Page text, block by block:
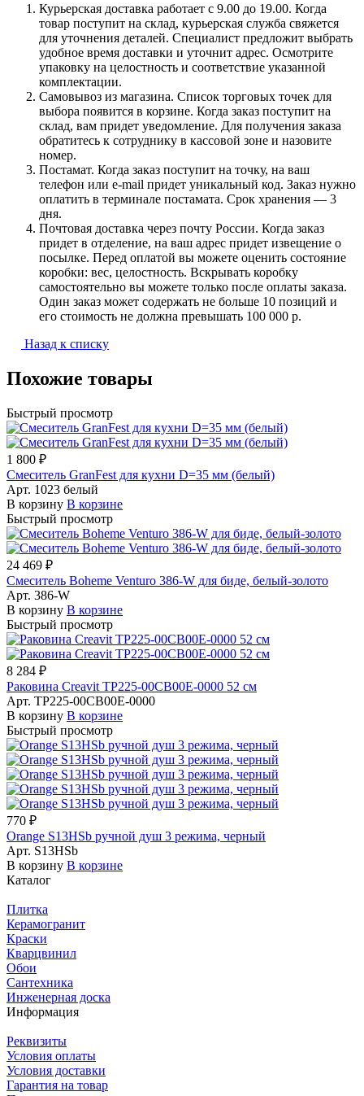
Курьерская доставка работает с 9.00 до 19.00. Когда
товар поступит на склад, курьерская служба свяжется
для уточнения деталей. Специалист предложит выбрать
удобное время доставки и уточнит адрес. Осмотрите
упаковку на целостность и соответствие указанной
комплектации.
Самовывоз из магазина. Список торговых точек для
выбора появится в корзине. Когда заказ поступит на
склад, вам придет уведомление. Для получения заказа
обратитесь к сотруднику в кассовой зоне и назовите
номер.
Постамат. Когда заказ поступит на точку, на ваш
телефон или e-mail придет уникальный код. Заказ нужно
оплатить в терминале постамата. Срок хранения — 3
дня.
Почтовая доставка через почту России. Когда заказ
придет в отделение, на ваш адрес придет извещение о
посылке. Перед оплатой вы можете оценить состояние
коробки: вес, целостность. Вскрывать коробку
самостоятельно вы можете только после оплаты заказа.
Один заказ может содержать не больше 10 позиций и
его стоимость не должна превышать 100 000 р.
Назад к списку
Похожие товары
Быстрый просмотр
1 800 ₽
Смеситель GranFest для кухни D=35 мм (белый)
Арт. 1023 белый
В корзину В корзине
Быстрый просмотр
24 469 ₽
Смеситель Boheme Venturo 386-W для биде, белый-золото
Арт. 386-W
В корзину В корзине
Быстрый просмотр
8 284 ₽
Раковина Creavit TP225-00CB00E-0000 52 см
Арт. TP225-00CB00E-0000
В корзину В корзине
Быстрый просмотр
770 ₽
Orange S13HSb ручной душ 3 режима, черный
Арт. S13HSb
В корзину В корзине
Каталог
Плитка
Керамогранит
Краски
Кварцвинил
Обои
Сантехника
Инженерная доска
Информация
Реквизиты
Условия оплаты
Условия доставки
Гарантия на товар